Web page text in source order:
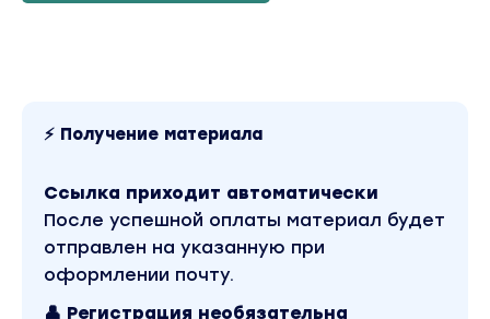
старые антикоманды новыми командами и
добиться их отражения (нового уровня
6. Как убрать отсутствие денег на уровне
ощущений?
7. Как продать квартиру, которую ум
⚡ Получение материала
Ссылка приходит автоматически
После успешной оплаты материал будет
отправлен на указанную при
оформлении почту.
👤 Регистрация необязательна